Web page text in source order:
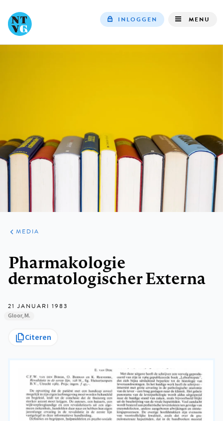
INLOGGEN MENU
ARTIKELEN
VARIA
MEDIA
Pharmakologie
dermatologischer Externa
21 JANUARI 1983
Gloor, M.
Citeren